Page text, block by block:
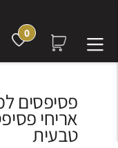
0
פסיפסים
אריחי
טבעית